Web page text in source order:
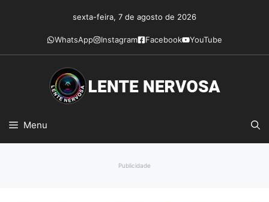
conteúdo
sexta-feira, 7 de agosto de 2026
WhatsApp Instagram Facebook YouTube
Menu
Publicidade